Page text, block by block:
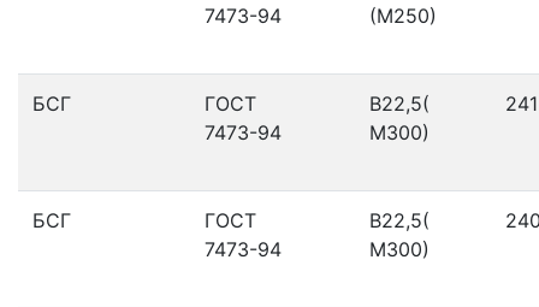
7473-94
(М250)
БСГ
ГОСТ
7473-94
В22,5(
М300)
БСГ
ГОСТ
7473-94
В22,5(
М300)